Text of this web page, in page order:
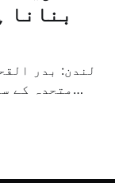
بنانا
لندن: بدر
متحدہ کے
ثالثی اور